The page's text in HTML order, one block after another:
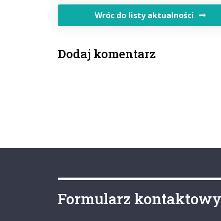
Wróc do listy aktualności
Dodaj komentarz
Formularz kontaktowy